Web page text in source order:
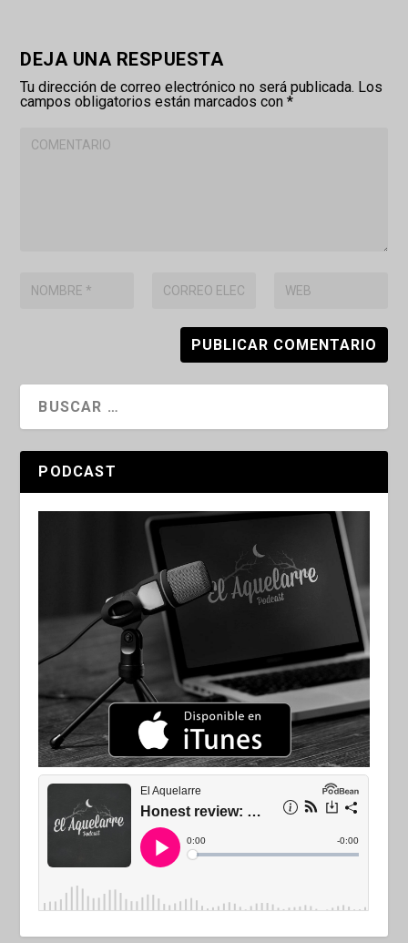
DEJA UNA RESPUESTA
Tu dirección de correo electrónico no será publicada. Los
campos obligatorios están marcados con*
PODCAST